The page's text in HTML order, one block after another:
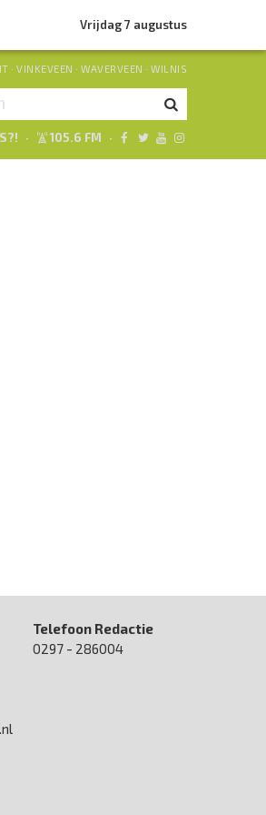
Vrijdag 7 augustus
· VINKEVEEN · WAVERVEEN · WILNIS
· 105.6 FM ·
Telefoon Redactie
0297 - 286004